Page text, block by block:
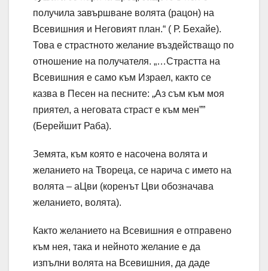
получила завършване волята (рацон) на
Всевишния и Неговият план.“ ( Р. Бехайе).
Това е страстното желание въздействащо по
отношение на получателя. „…Страстта на
Всевишния е само към Израел, както се
казва в Песен на песните: „Аз съм към моя
приятел, а неговата страст е към мен””
(Берейшит Раба).
Земята, към която е насочена волята и
желанието на Твореца, се нарича с името на
волята – аЦви (коренът Цви обозначава
желанието, волята).
Както желанието на Всевишния е отправено
към нея, така и нейното желание е да
изпълни волята на Всевишния, да даде